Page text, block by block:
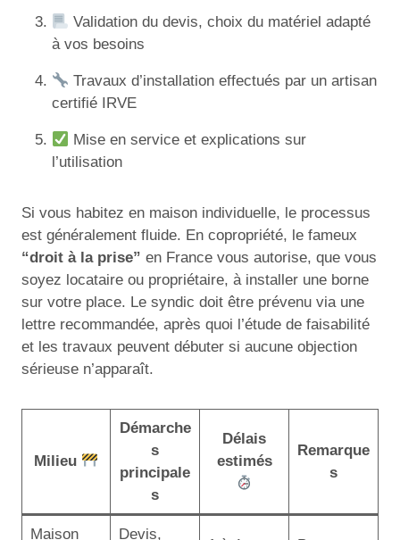
Validation du devis, choix du matériel adapté
à vos besoins
Travaux d’installation effectués par un artisan
certifié IRVE
Mise en service et explications sur
l’utilisation
Si vous habitez en maison individuelle, le processus
est généralement fluide. En copropriété, le fameux
“droit à la prise” en France vous autorise, que vous
soyez locataire ou propriétaire, à installer une borne
sur votre place. Le syndic doit être prévenu via une
lettre recommandée, après quoi l’étude de faisabilité
et les travaux peuvent débuter si aucune objection
sérieuse n’apparaît.
Milieu
Démarche
s
principale
s
Délais
estimés
Remarque
s
Maison Devis,